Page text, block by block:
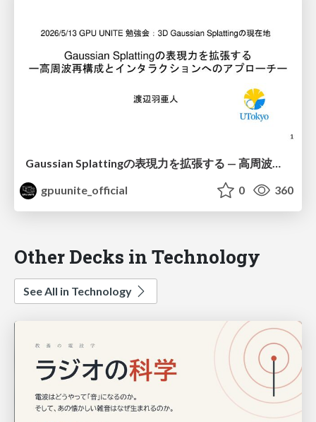
gpuunite_official
0 360
Other Decks in Technology
See All in Technology